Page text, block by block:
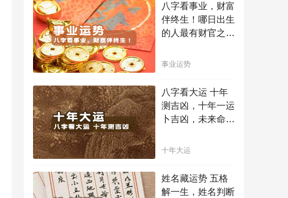
八字看事业，财富
伴终生！哪日出生
的人最有财官之
官或富豪，解读您
当下不利困局！！
事业运势
八字看大运 十年
测吉凶，十年一运
卜吉凶，未来命运
十年大运
姓名藏运势 五格
解一生，姓名判断